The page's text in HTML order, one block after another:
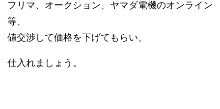
フリマ、オークション、ヤマダ電機のオンライン
等、
値交渉して価格を下げてもらい、
仕入れましょう。